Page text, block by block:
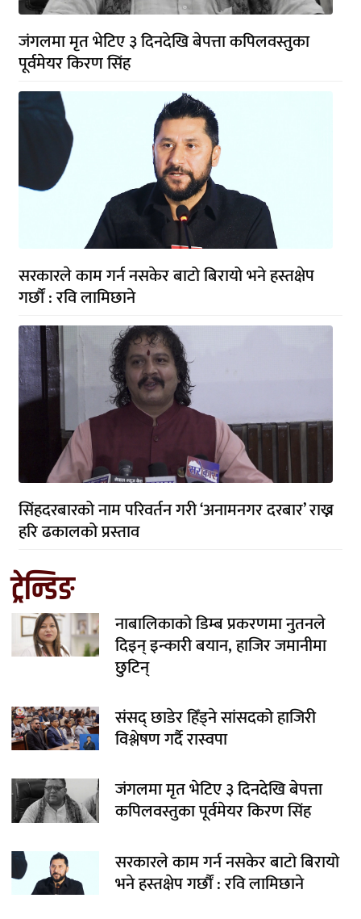
जंगलमा मृत भेटिए ३ दिनदेखि बेपत्ता कपिलवस्तुका
पूर्वमेयर किरण सिंह
सरकारले काम गर्न नसकेर बाटो बिरायो भने हस्तक्षेप
गर्छौं : रवि लामिछाने
सिंहदरबारको नाम परिवर्तन गरी ‘अनामनगर दरबार’ राख्न
हरि ढकालको प्रस्ताव
ट्रेन्डिङ
नाबालिकाको डिम्ब प्रकरणमा नुतनले
दिइन् इन्कारी बयान, हाजिर जमानीमा
छुटिन्
संसद् छाडेर हिँड्ने सांसदको हाजिरी
विश्लेषण गर्दै रास्वपा
जंगलमा मृत भेटिए ३ दिनदेखि बेपत्ता
कपिलवस्तुका पूर्वमेयर किरण सिंह
सरकारले काम गर्न नसकेर बाटो बिरायो
भने हस्तक्षेप गर्छौं : रवि लामिछाने